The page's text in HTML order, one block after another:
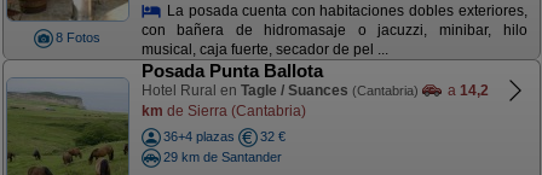
8 Fotos
La posada cuenta con habitaciones dobles exteriores,
con bañera de hidromasaje o jacuzzi, minibar, hilo
musical, caja fuerte, secador de pel ...
Posada Punta Ballota
Hotel Rural en Tagle / Suances (Cantabria) a 14,2
km de Sierra (Cantabria)
36+4 plazas
32 €
29 km de Santander